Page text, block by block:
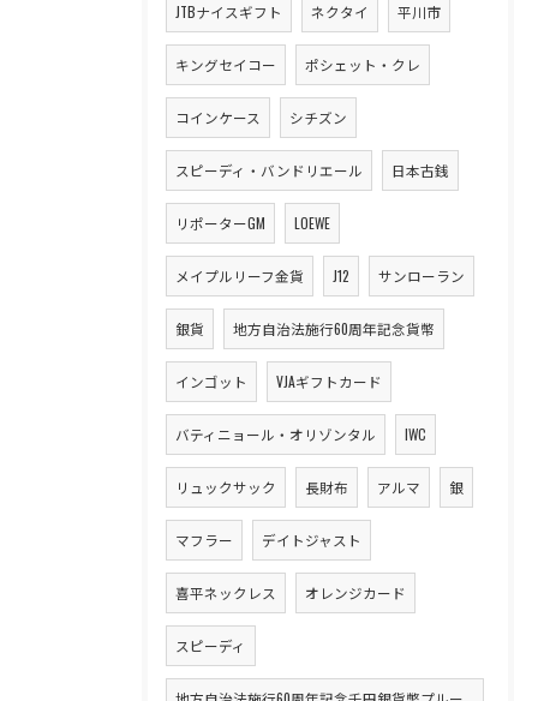
JTBナイスギフト ネクタイ 平川市
キングセイコー ポシェット・クレ
コインケース シチズン
スピーディ・バンドリエール 日本古銭
リポーターGM LOEWE
メイプルリーフ金貨 J12 サンローラン
銀貨 地方自治法施行60周年記念貨幣
インゴット VJAギフトカード
バティニョール・オリゾンタル IWC
リュックサック 長財布 アルマ 銀
マフラー デイトジャスト
喜平ネックレス オレンジカード
スピーディ